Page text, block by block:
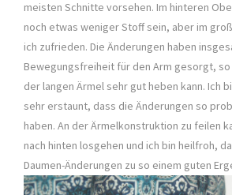
meisten Schnitte vorsehen. Im hinteren
noch etwas weniger Stoff sein, aber im
ich zufrieden. Die Änderungen haben
Bewegungsfreiheit für den Arm gesorgt,
der langen Ärmel sehr gut heben kann. Ich
sehr erstaunt, dass die Änderungen so
haben. An der Ärmelkonstruktion zu feilen
nach hinten losgehen und ich bin heilfroh,
Daumen-Änderungen zu so einem guten